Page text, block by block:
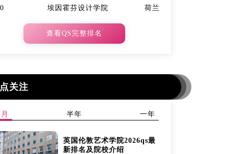
埃因霍芬设计学院 荷兰
查看QS完整排名
关注
半年 一年
英国伦敦艺术学院2026qs最
新排名及院校介绍